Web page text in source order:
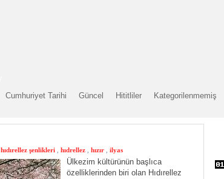
Cumhuriyet Tarihi Güncel Hititliler Kategorilenmemiş
hıdırellez şenlikleri hıdrellez hızır ilyas
Ülkezim kültürünün başlıca
özelliklerinden biri olan Hıdırellez